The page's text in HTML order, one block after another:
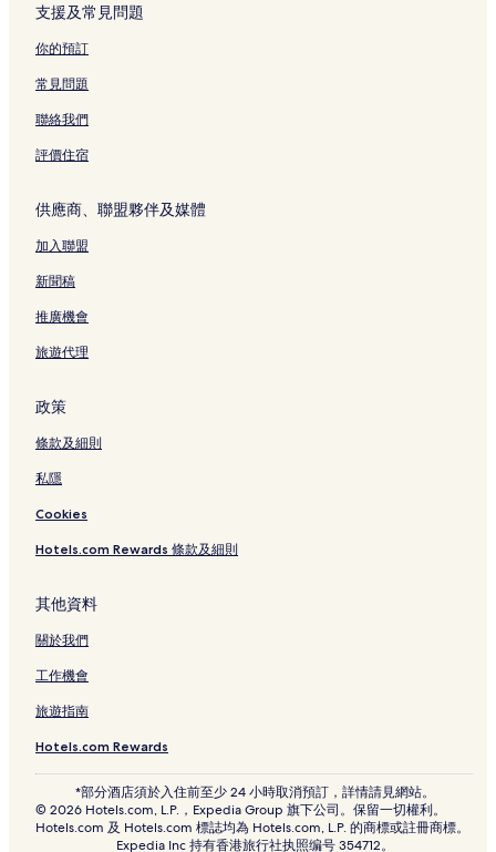
竹子林站附近的酒店
茶光站附近的酒店
西麗湖站附近的酒店
南山酒店
黃貝嶺站附近的酒店
世界之窗附近的酒店
深圳前海壹方城附近的酒店
高新園站附近的酒店
南山站附近的酒店
車公廟站附近的酒店
媽灣站附近的酒店
海岸城附近的酒店
南光站附近的酒店
珠光村酒店
科苑站附近的酒店
清湖站附近的酒店
中山公園附近的酒店
深圳市水土保持科技示範園附近的酒店
深圳會展中心站附近的酒店
松坪村站附近的酒店
新安公園站附近的酒店
壹方城購物中心附近的酒店
怡海站附近的酒店
支援及常見問題
你的預訂
常見問題
聯絡我們
評價住宿
供應商、聯盟夥伴及媒體
加入聯盟
新聞稿
推廣機會
旅遊代理
政策
條款及細則
私隱
Cookies
Hotels.com Rewards 條款及細則
其他資料
關於我們
工作機會
旅遊指南
Hotels.com Rewards
*部分酒店須於入住前至少 24 小時取消預訂，詳情請見網站。
© 2026 Hotels.com, L.P.，Expedia Group 旗下公司。保留一切權利。
Hotels.com 及 Hotels.com 標誌均為 Hotels.com, L.P. 的商標或註冊商標。
Expedia Inc 持有香港旅行社执照编号 354712。